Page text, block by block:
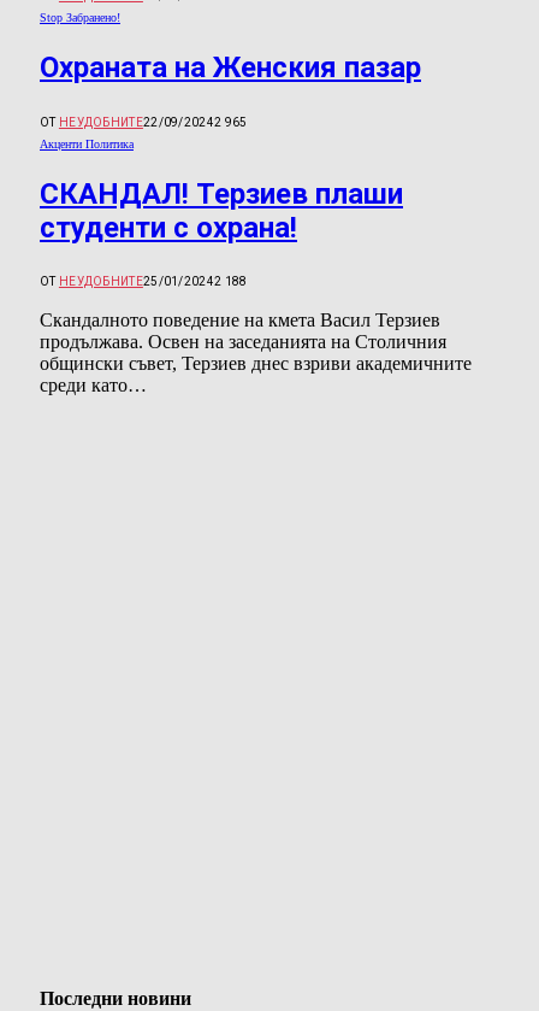
Stop Забранено!
Охраната на Женския пазар
ОТ НЕУДОБНИТЕ22/09/20242 965
Акценти Политика
СКАНДАЛ! Терзиев плаши
студенти с охрана!
ОТ НЕУДОБНИТЕ25/01/20242 188
Скандалното поведение на кмета Васил Терзиев
продължава. Освен на заседанията на Столичния
общински съвет, Терзиев днес взриви академичните
среди като…
Последни новини